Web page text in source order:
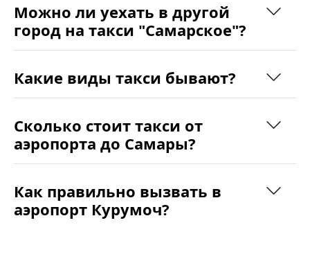
Можно ли уехать в другой
город на такси "Самарское"?
Какие виды такси бывают?
Сколько стоит такси от
аэропорта до Самары?
Как правильно вызвать в
аэропорт Курумоч?